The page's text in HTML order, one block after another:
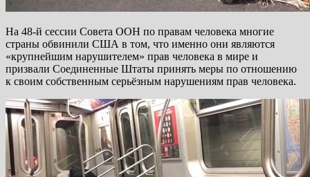
На 48-й сессии Совета ООН по правам человека многие
страны обвинили США в том, что именно они являются
«крупнейшим нарушителем» прав человека в мире и
призвали Соединенные Штаты принять меры по отношению
к своим собственным серьёзным нарушениям прав человека.